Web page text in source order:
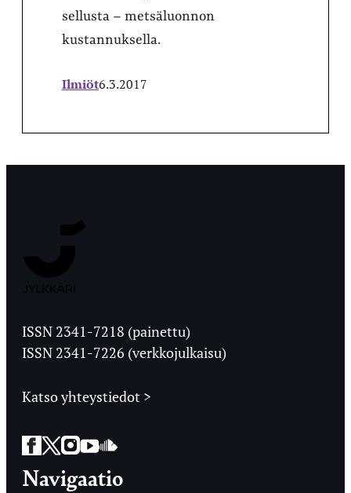
sellusta – metsäluonnon
kustannuksella.
Ilmiöt6.3.2017
Ylioppilaslehti
ISSN 2341-7218 (painettu)
ISSN 2341-7226 (verkkojulkaisu)
Katso yhteystiedot >
Facebook
Twitter
Instagram
YouTube
SoundCloud
Navigaatio